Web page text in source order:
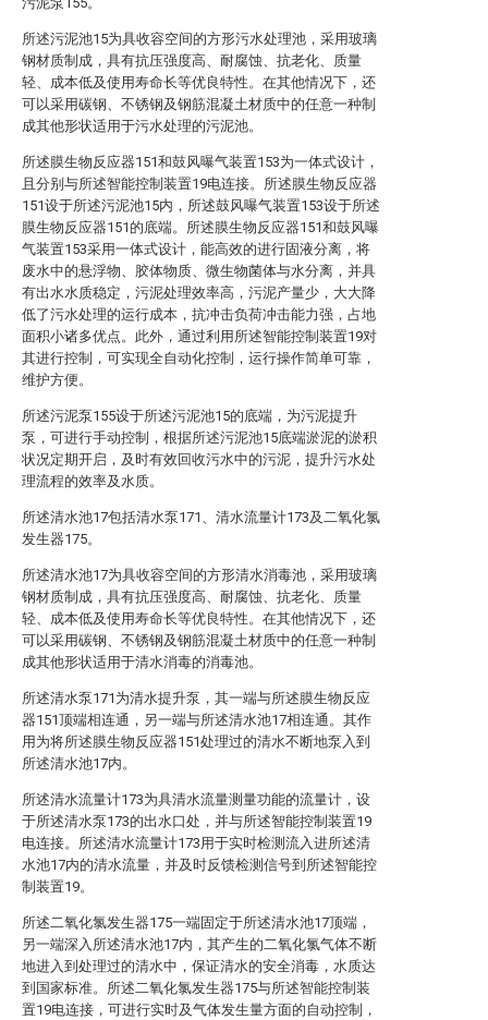
所述污泥池15为具收容空间的方形污水处理池，采用玻璃
钢材质制成，具有抗压强度高、耐腐蚀、抗老化、质量
轻、成本低及使用寿命长等优良特性。在其他情况下，还
可以采用碳钢、不锈钢及钢筋混凝土材质中的任意一种制
成其他形状适用于污水处理的污泥池。
所述膜生物反应器151和鼓风曝气装置153为一体式设计，
且分别与所述智能控制装置19电连接。所述膜生物反应器
151设于所述污泥池15内，所述鼓风曝气装置153设于所述
膜生物反应器151的底端。所述膜生物反应器151和鼓风曝
气装置153采用一体式设计，能高效的进行固液分离，将
废水中的悬浮物、胶体物质、微生物菌体与水分离，并具
有出水水质稳定，污泥处理效率高，污泥产量少，大大降
低了污水处理的运行成本，抗冲击负荷冲击能力强，占地
面积小诸多优点。此外，通过利用所述智能控制装置19对
其进行控制，可实现全自动化控制，运行操作简单可靠，
维护方便。
所述污泥泵155设于所述污泥池15的底端，为污泥提升
泵，可进行手动控制，根据所述污泥池15底端淤泥的淤积
状况定期开启，及时有效回收污水中的污泥，提升污水处
理流程的效率及水质。
所述清水池17包括清水泵171、清水流量计173及二氧化氯
发生器175。
所述清水池17为具收容空间的方形清水消毒池，采用玻璃
钢材质制成，具有抗压强度高、耐腐蚀、抗老化、质量
轻、成本低及使用寿命长等优良特性。在其他情况下，还
可以采用碳钢、不锈钢及钢筋混凝土材质中的任意一种制
成其他形状适用于清水消毒的消毒池。
所述清水泵171为清水提升泵，其一端与所述膜生物反应
器151顶端相连通，另一端与所述清水池17相连通。其作
用为将所述膜生物反应器151处理过的清水不断地泵入到
所述清水池17内。
所述清水流量计173为具清水流量测量功能的流量计，设
于所述清水泵173的出水口处，并与所述智能控制装置19
电连接。所述清水流量计173用于实时检测流入进所述清
水池17内的清水流量，并及时反馈检测信号到所述智能控
制装置19。
所述二氧化氯发生器175一端固定于所述清水池17顶端，
另一端深入所述清水池17内，其产生的二氧化氯气体不断
地进入到处理过的清水中，保证清水的安全消毒，水质达
到国家标准。所述二氧化氯发生器175与所述智能控制装
置19电连接，可进行实时及气体发生量方面的自动控制，